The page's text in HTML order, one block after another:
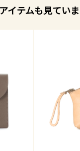
イテムも見てい